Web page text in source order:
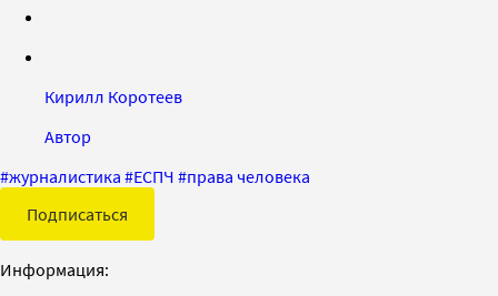
Кирилл Коротеев
Автор
#журналистика #ЕСПЧ #права человека
Подписаться
Информация: